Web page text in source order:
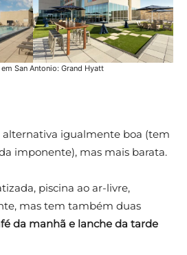
San Antonio: Grand Hyatt
alternativa igualmente boa (tem
imponente), mas mais barata.
piscina ao ar-livre,
mas tem também duas
da manhã e lanche da tarde